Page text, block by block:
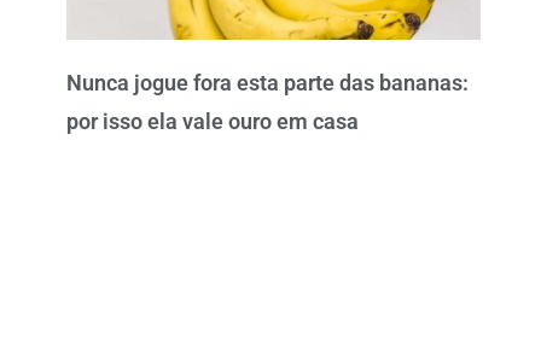
Nunca jogue fora esta parte das bananas:
por isso ela vale ouro em casa